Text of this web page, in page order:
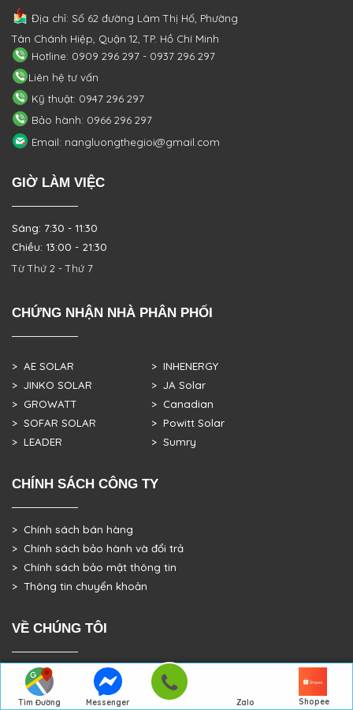
Tìm Đường
Messenger Zalo Shopee
Địa chỉ: Số 62 đường Lâm Thị Hố, Phường
Tân Chánh Hiệp, Quận 12, TP. Hồ Chí Minh
Hotline: 0909 296 297 - 0937 296 297
Liên hệ tư vấn
Kỹ thuật: 0947 296 297
Bảo hành: 0966 296 297
Email: nangluongthegioi@gmail.com
GIỜ LÀM VIỆC
Sáng: 7:30 - 11:30
Chiều: 13:00 - 21:30
Từ Thứ 2 - Thứ 7
CHỨNG NHẬN NHÀ PHÂN PHỐI
> AE SOLAR
> JINKO SOLAR
> GROWATT
> SOFAR SOLAR
> LEADER
> INHENERGY
> JA Solar
> Canadian
> Powitt Solar
> Sumry
CHÍNH SÁCH CÔNG TY
> Chính sách bán hàng
> Chính sách bảo hành và đổi trả
> Chính sách bảo mật thông tin
> Thông tin chuyển khoản
VỀ CHÚNG TÔI
> GIỚI THIỆU
> TRANG CHỦ